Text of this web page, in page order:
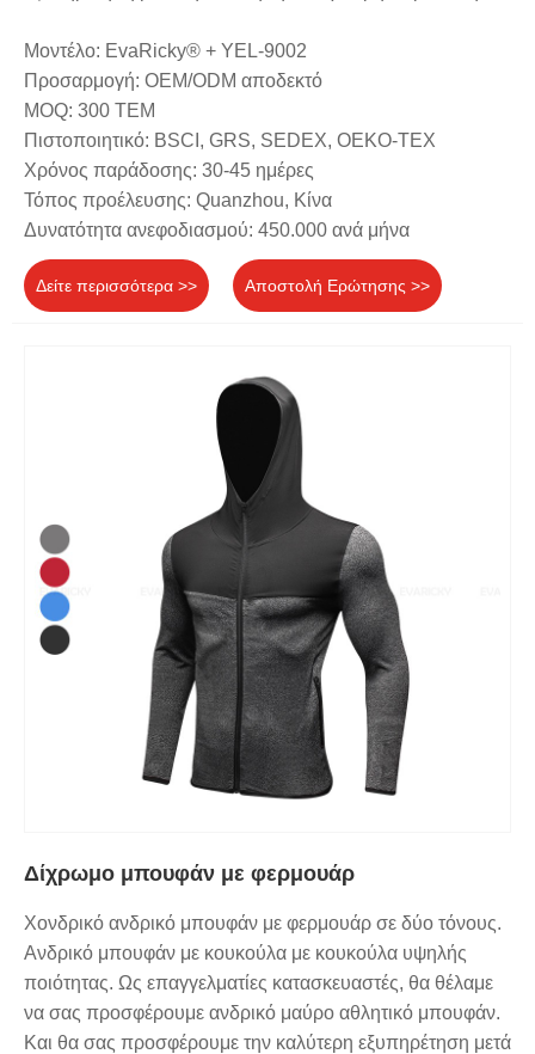
Μοντέλο: EvaRicky® + YEL-9002
Προσαρμογή: OEM/ODM αποδεκτό
MOQ: 300 ΤΕΜ
Πιστοποιητικό: BSCI, GRS, SEDEX, OEKO-TEX
Χρόνος παράδοσης: 30-45 ημέρες
Τόπος προέλευσης: Quanzhou, Κίνα
Δυνατότητα ανεφοδιασμού: 450.000 ανά μήνα
Δείτε περισσότερα >> Αποστολή Ερώτησης >>
Δίχρωμο μπουφάν με φερμουάρ
Χονδρικό ανδρικό μπουφάν με φερμουάρ σε δύο τόνους.
Ανδρικό μπουφάν με κουκούλα με κουκούλα υψηλής
ποιότητας. Ως επαγγελματίες κατασκευαστές, θα θέλαμε
να σας προσφέρουμε ανδρικό μαύρο αθλητικό μπουφάν.
Και θα σας προσφέρουμε την καλύτερη εξυπηρέτηση μετά